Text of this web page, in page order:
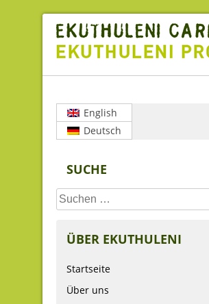
Skip
content
English
Deutsch
SUCHE
Suchen
nach:
ÜBER EKUTHULENI
Startseite
Über uns